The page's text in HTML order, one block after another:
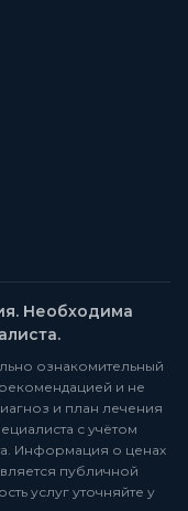
Необходима
ознакомительный
и не
и план лечения
с учётом
Информация о ценах
публичной
услуг уточняйте у